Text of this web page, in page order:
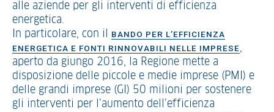
alle aziende per gli interventi di efficienza
energetica.
In particolare, con il
BANDO PER L’EFFICIENZA
ENERGETICA E FONTI RINNOVABILI NELLE IMPRESE,
aperto da giungo 2016, la Regione mette a
disposizione delle piccole e medie imprese (PMI) e
delle grandi imprese (GI) 50 milioni per sostenere
gli interventi per l’aumento dell’efficienza